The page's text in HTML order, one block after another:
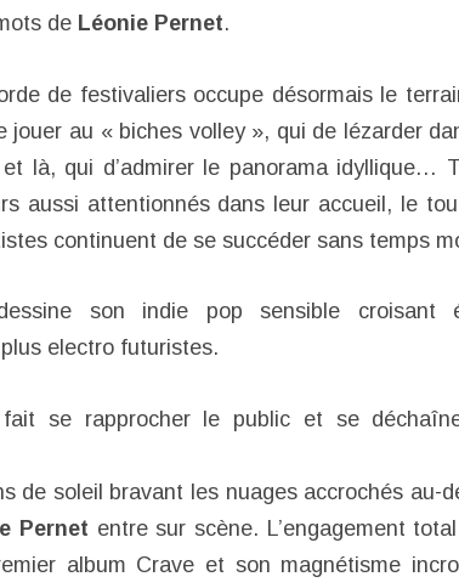
de Léonie Pernet.
de festivaliers occupe désormais le
jouer au « biches volley », qui de lézarder
là, qui d’admirer le panorama idyllique…
aussi attentionnés dans leur accueil, le
continuent de se succéder sans temps
son indie pop sensible croisant
electro futuristes.
fait se rapprocher le public et se
de soleil bravant les nuages accrochés au-
Pernet entre sur scène. L’engagement
album Crave et son magnétisme